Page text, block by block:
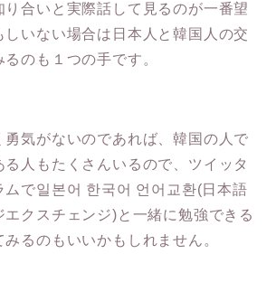
合いと実際話して見るのが一番望
しいない場合は日本人と韓国人の交
のも１つの手です。
勇気がないのであれば、韓国の人で
る人もたくさんいるので、ツイッタ
ムで일본어 한국어 언어교환(日本語
クスチェンジ)と一緒に勉強できる
るのもいいかもしれません。